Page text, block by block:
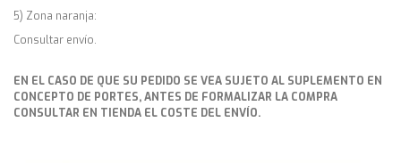
5) Zona naranja:
Consultar envío.
EN EL CASO DE QUE SU PEDIDO SE VEA SUJETO AL SUPLEMENTO EN
CONCEPTO DE PORTES, ANTES DE FORMALIZAR LA COMPRA
CONSULTAR EN TIENDA EL COSTE DEL ENVÍO.